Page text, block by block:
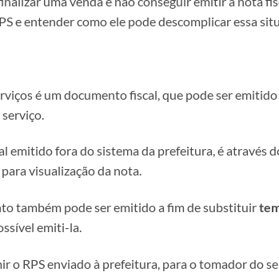
e entender como ele pode descomplicar essa
é um documento fiscal, que pode ser
emitido fora do sistema da prefeitura, é através
visualização da nota.
também pode ser emitido a fim de substituir
emiti-la.
o RPS enviado à prefeitura, para o tomador do